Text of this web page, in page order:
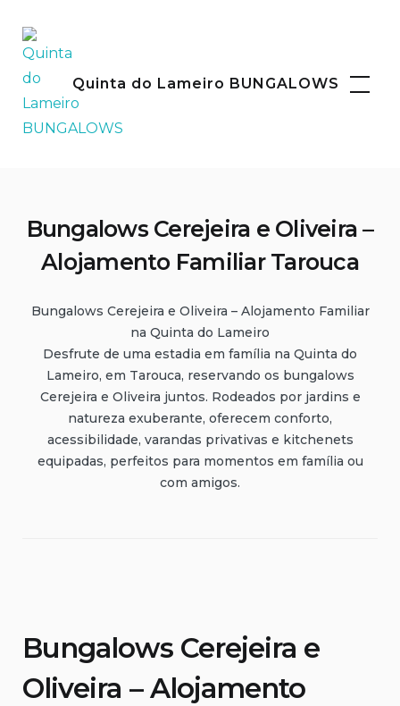
content
Quinta do Lameiro BUNGALOWS
Bungalows Cerejeira e Oliveira –
Alojamento Familiar Tarouca
Bungalows Cerejeira e Oliveira – Alojamento Familiar
na Quinta do Lameiro
Desfrute de uma estadia em família na Quinta do
Lameiro, em Tarouca, reservando os bungalows
Cerejeira e Oliveira juntos. Rodeados por jardins e
natureza exuberante, oferecem conforto,
acessibilidade, varandas privativas e kitchenets
equipadas, perfeitos para momentos em família ou
com amigos.
Bungalows Cerejeira e
Oliveira – Alojamento